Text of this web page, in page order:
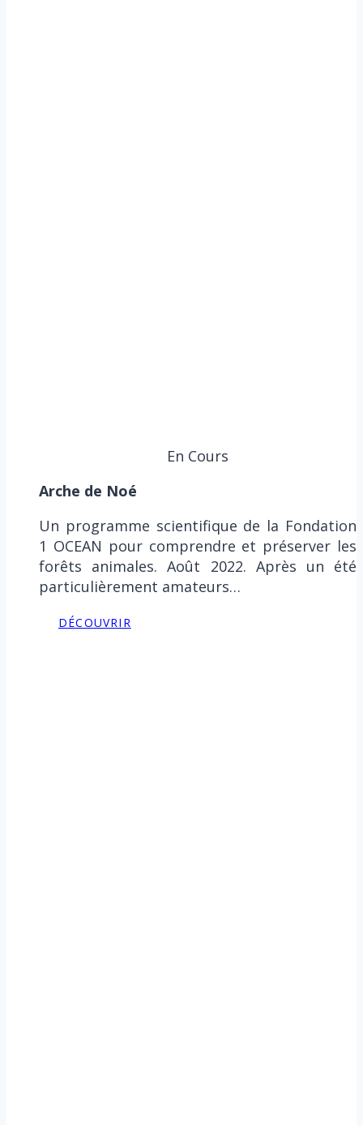
En Cours
Arche de Noé
Un programme scientifique de la Fondation
1 OCEAN pour comprendre et préserver les
forêts animales. Août 2022. Après un été
particulièrement amateurs…
DÉCOUVRIR